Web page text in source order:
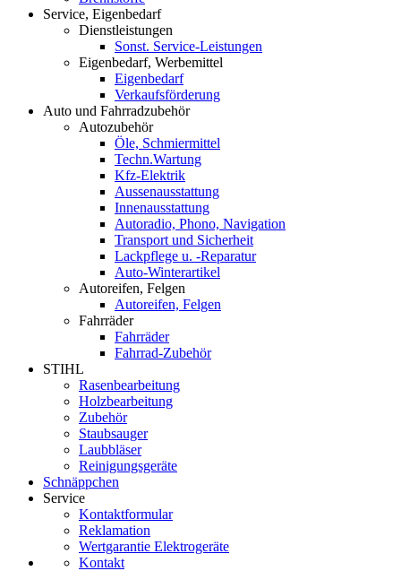
Service, Eigenbedarf
Dienstleistungen
Sonst. Service-Leistungen
Eigenbedarf, Werbemittel
Eigenbedarf
Verkaufsförderung
Auto und Fahrradzubehör
Autozubehör
Öle, Schmiermittel
Techn.Wartung
Kfz-Elektrik
Aussenausstattung
Innenausstattung
Autoradio, Phono, Navigation
Transport und Sicherheit
Lackpflege u. -Reparatur
Auto-Winterartikel
Autoreifen, Felgen
Autoreifen, Felgen
Fahrräder
Fahrräder
Fahrrad-Zubehör
STIHL
Rasenbearbeitung
Holzbearbeitung
Zubehör
Staubsauger
Laubbläser
Reinigungsgeräte
Schnäppchen
Service
Kontaktformular
Reklamation
Wertgarantie Elektrogeräte
Kontakt